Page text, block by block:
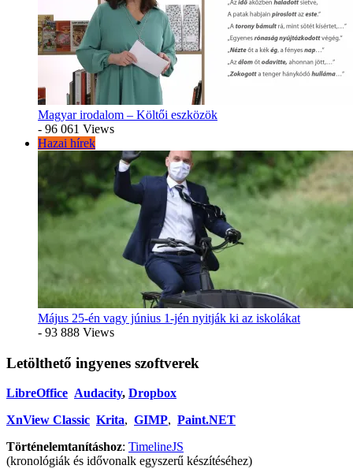
Magyar irodalom – Költői eszközök
- 96 061 Views
Hazai hírek
Május 25-én vagy június 1-jén nyitják ki az iskolákat
- 93 888 Views
Letölthető ingyenes szoftverek
LibreOffice Audacity, Dropbox
XnView Classic Krita, GIMP, Paint.NET
Történelemtanításhoz: TimelineJS
(kronológiák és idővonalk egyszerű készítéséhez)